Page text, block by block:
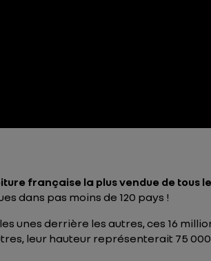
française la plus vendue de tous
dans pas moins de 120 pays !
unes derrière les autres, ces 16
leur hauteur représenterait 75